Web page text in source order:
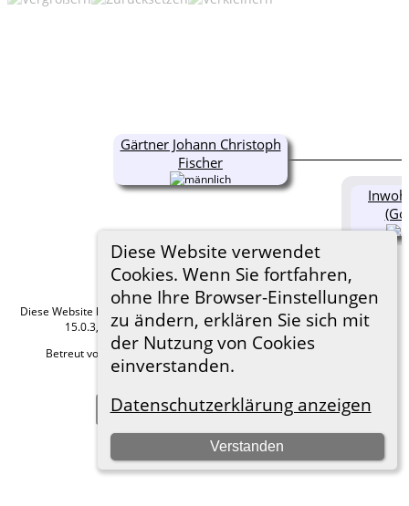
Diese Website verwendet
Cookies. Wenn Sie fortfahren,
ohne Ihre Browser-Einstellungen
zu ändern, erklären Sie sich mit
der Nutzung von Cookies
einverstanden.
Datenschutzerklärung anzeigen
Verstanden
Gärtner Johann Christoph
Fischer
Diese Website läuft mitThe Next Generation of Genealogy Sitebuilding
15.0.3, programmiert von Darrin Lythgoe © 2001-2026.
Betreut von
Roland zu Dortmund e.V.. | Datenschutzerklärung
Zur Desktop-Webseite wechseln